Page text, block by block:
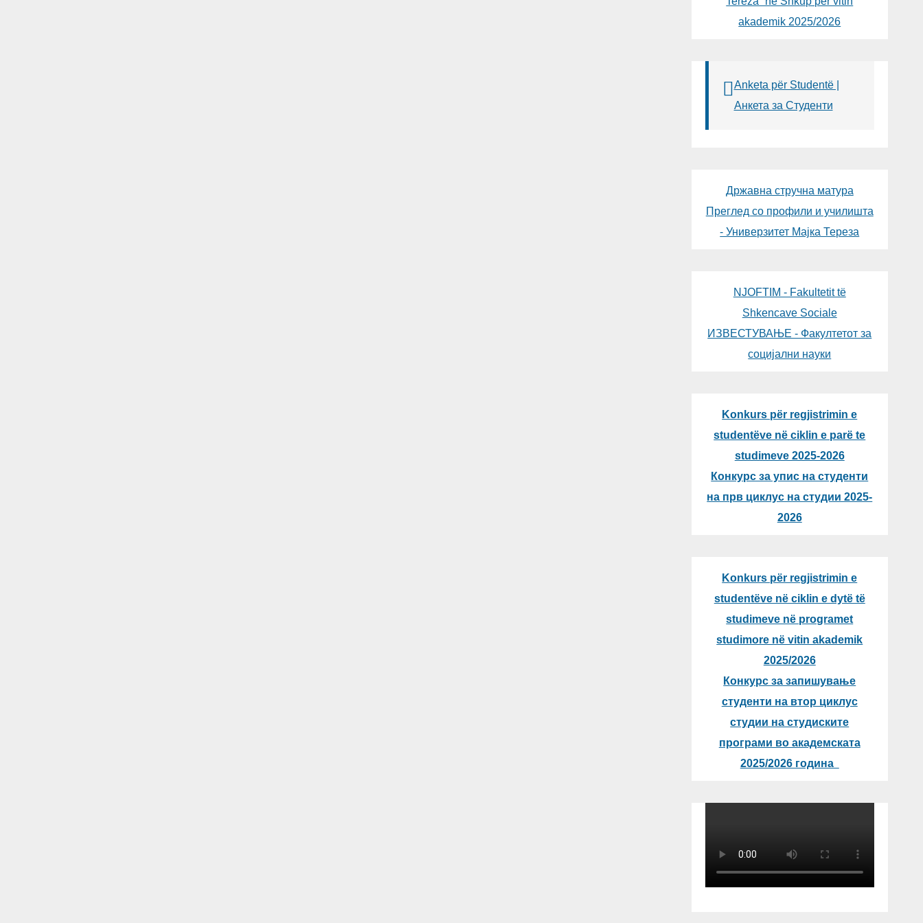
akademik 2025/2026
Anketa për Studentë |
Анкета за Студенти
Државна стручна матура
Преглед со профили и училишта
- Универзитет Мајка Тереза
NJOFTIM - Fakultetit të
Shkencave Sociale
ИЗВЕСТУВАЊЕ - Факултетот за
социјални науки
Konkurs për regjistrimin e
studentëve në ciklin e parë te
studimeve 2025-2026
Конкурс за упис на студенти
на прв циклус на студии 2025-
2026
Konkurs për regjistrimin e
studentëve në ciklin e dytë të
studimeve në programet
studimore në vitin akademik
2025/2026
Конкурс за запишување
студенти на втор циклус
студии на студиските
програми во академската
2025/2026 година